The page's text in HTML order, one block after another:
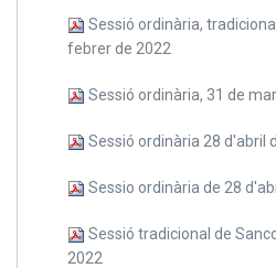
Sessió ordinària,
febrer de 2022
Sessió ordinària, 31 de
Sessió ordinària 28 d'abril
Sessio ordinària de 28
Sessió tradicional de
2022